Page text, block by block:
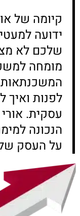
קיומה של
ידועה
שלכם לא
מומחה
המשכנתאות
לפנות
עסקית.
הנכונה
על העסק